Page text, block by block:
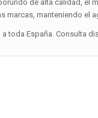
de alta calidad, el
marcas, manteniendo el
toda España. Consulta